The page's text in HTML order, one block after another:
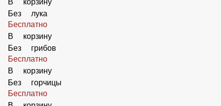
Добавить Ананасы
50 ₽
В корзину
Без оливок
Бесплатно
В корзину